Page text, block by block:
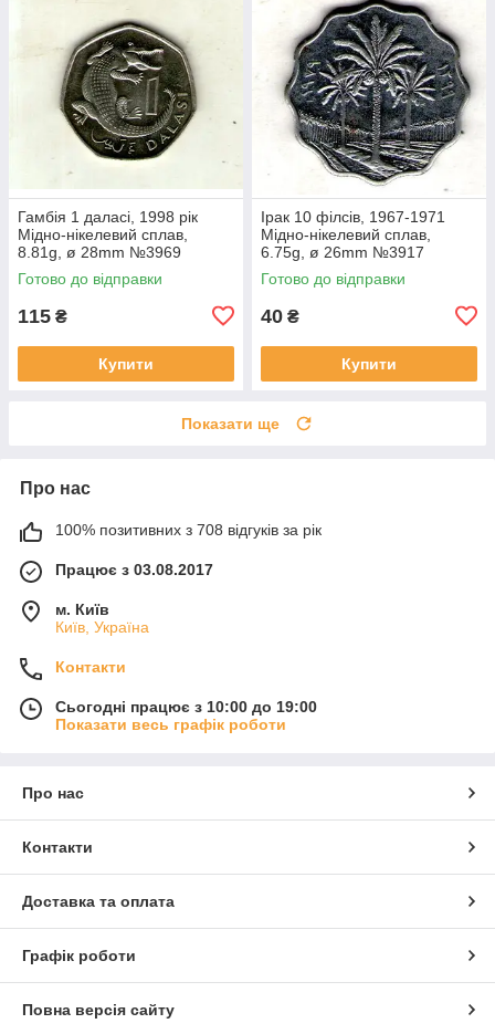
Гамбія 1 даласі, 1998 рік
Мідно-нікелевий сплав,
8.81g, ø 28mm №3969
Готово до відправки
115 ₴
Купити
Ірак 10 філсів, 1967-1971
Мідно-нікелевий сплав,
6.75g, ø 26mm №3917
Готово до відправки
40 ₴
Купити
Показати ще
Про нас
100% позитивних з 708 відгуків за рік
Працює з 03.08.2017
м. Київ
Київ, Україна
Контакти
Сьогодні працює з 10:00 до 19:00
Показати весь графік роботи
Про нас
Контакти
Доставка та оплата
Графік роботи
Повна версія сайту